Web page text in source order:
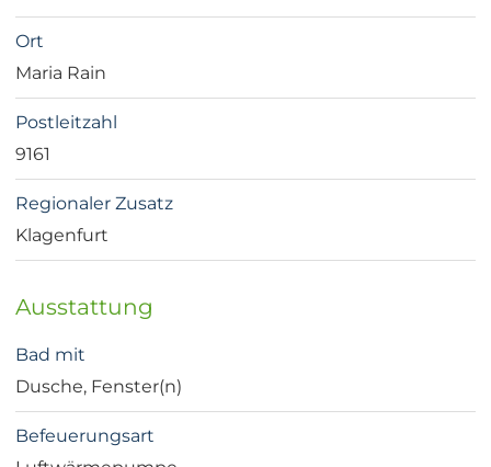
Ort
Maria Rain
Postleitzahl
9161
Regionaler Zusatz
Klagenfurt
Ausstattung
Bad mit
Dusche, Fenster(n)
Befeuerungsart